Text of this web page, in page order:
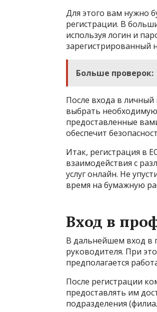
Для этого вам нужно
регистрации. В
используя логин и
зарегистрированный
Больше проверок:
После входа в личный
выбрать
предоставленные
обеспечит
Итак, регистрация в
взаимодействия с
услуг онлайн. Не
время на бумажную
Вход в
В дальнейшем вход в
руководителя. При
предполагается
После регистрации
предоставлять им
подразделения